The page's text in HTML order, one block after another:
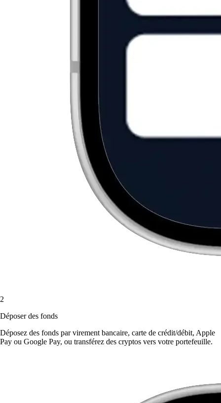
2
Déposer des fonds
Déposez des fonds par virement bancaire, carte de crédit/débit, Apple
Pay ou Google Pay, ou transférez des cryptos vers votre portefeuille.